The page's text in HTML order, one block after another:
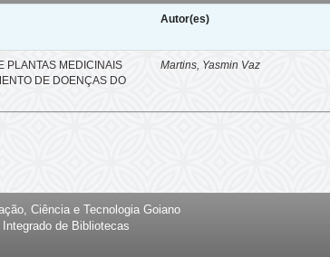
Autor(es)
PLANTAS MEDICINAIS
DE DOENÇAS DO
Martins, Yasmin Vaz
Ciência e Tecnologia Goiano
de Bibliotecas